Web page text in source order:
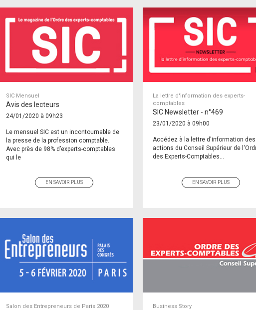
SIC Mensuel
Avis des lecteurs
24/01/2020 à 09h23
Le mensuel SIC est un incontournable de
la presse de la profession comptable.
Avec près de 98% d’experts-comptables
qui le
EN SAVOIR PLUS
La lettre d'information des experts-
comptables
SIC Newsletter - n°469
23/01/2020 à 09h00
Accédez à la lettre d'information des
actions du Conseil Supérieur de
des Experts-Comptables...
EN SAVOIR PLUS
Salon des Entrepreneurs de Paris 2020 Business Story